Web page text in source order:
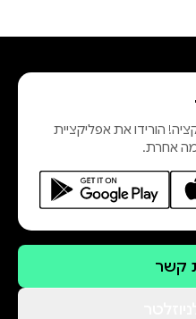
הורידו את אפליקציית
אחרת.
קשר